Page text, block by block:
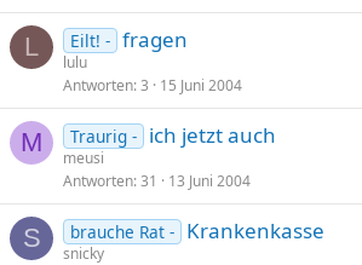
L Eilt! - fragen
lulu
Antworten 3 15 Juni 2004
M Traurig - ich jetzt auch
meusi
Antworten 31 13 Juni 2004
S brauche Rat - Krankenkasse
snicky